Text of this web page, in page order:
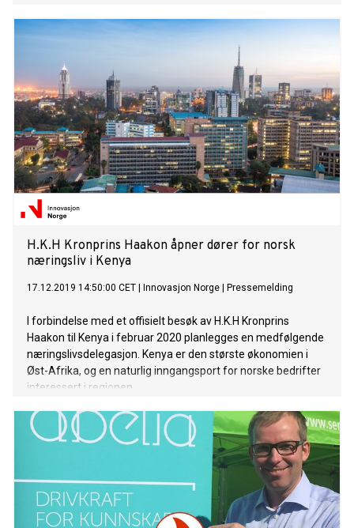
H.K.H Kronprins Haakon åpner dører for norsk
næringsliv i Kenya
17.12.2019 14:50:00 CET Innovasjon Norge Pressemelding
I forbindelse med et offisielt besøk av H.K.H Kronprins
Haakon til Kenya i februar 2020 planlegges en medfølgende
næringslivsdelegasjon. Kenya er den største økonomien i
Øst-Afrika, og en naturlig inngangsport for norske bedrifter
interessert i regionen.